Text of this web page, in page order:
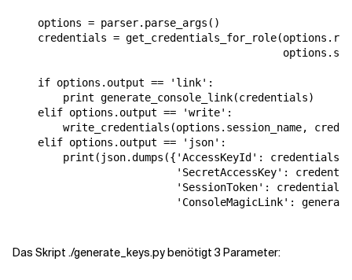
    options = parser.parse_args()
credentials =
    if options.output == 'link':
        print generate_console_link(credentials)
    elif options.output == 'write':
write_credentials(options.session_name,
    elif options.output == 'json':
print(json.dumps({'AccessKeyId':
'SecretAccessKey':
'SessionToken':
'ConsoleMagicLink':
Das Skript ./generate_keys.py benötigt 3 Parameter: